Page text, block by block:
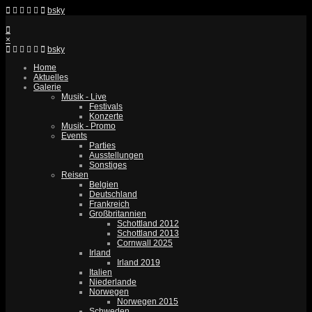
bsky
×
bsky
Home
Aktuelles
Galerie
Musik - Live
Festivals
Konzerte
Musik - Promo
Events
Parties
Ausstellungen
Sonstiges
Reisen
Belgien
Deutschland
Frankreich
Großbritannien
Schottland 2012
Schottland 2013
Cornwall 2025
Irland
Irland 2019
Italien
Niederlande
Norwegen
Norwegen 2015